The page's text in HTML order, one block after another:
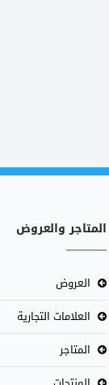
المتاجر والعروض
العروض
العلامات التجارية
المتاجر